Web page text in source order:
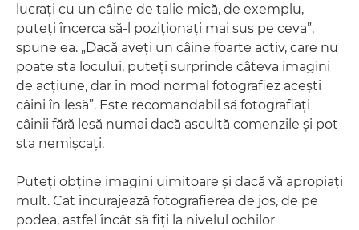
lucraţi cu un câine de talie mică, de exemplu,
puteţi încerca să-l poziţionaţi mai sus pe ceva”,
spune ea. „Dacă aveţi un câine foarte activ, care nu
poate sta locului, puteţi surprinde câteva imagini
de acţiune, dar în mod normal fotografiez aceşti
câini în lesă”. Este recomandabil să fotografiaţi
câinii fără lesă numai dacă ascultă comenzile şi pot
sta nemişcaţi.
Puteţi obţine imagini uimitoare şi dacă vă apropiaţi
mult. Cat încurajează fotografierea de jos, de pe
podea, astfel încât să fiţi la nivelul ochilor